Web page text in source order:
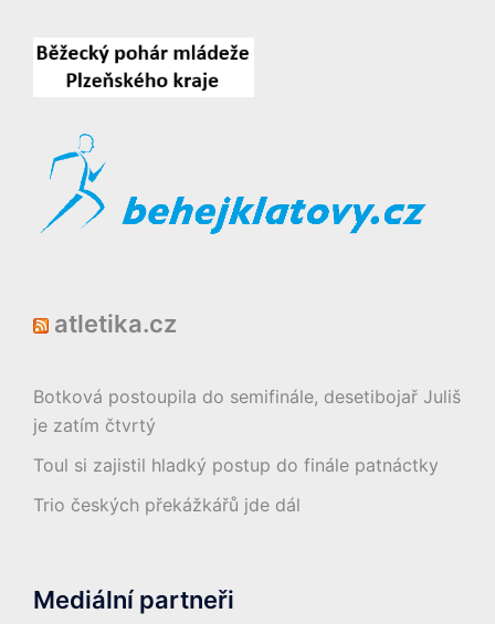
atletika.cz
Botková postoupila do semifinále, desetibojař Juliš
je zatím čtvrtý
Toul si zajistil hladký postup do finále patnáctky
Trio českých překážkářů jde dál
Mediální partneři